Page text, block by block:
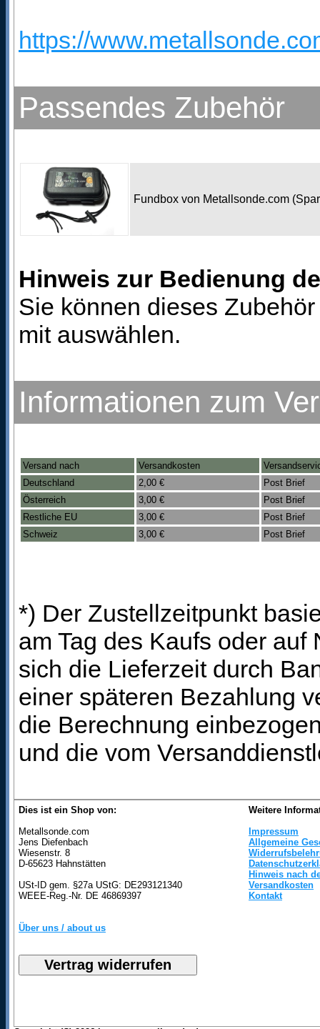
https://
Passendes Zubehör
Fundbox von Metallsonde.com
Hinweis zur Bedienung
Sie können dieses
mit auswählen.
Informationen zum
Versand nach Versandkosten
Deutschland
2,00 €
Post Brief
Österreich
3,00 €
Post Brief
Restliche EU
3,00 €
Post Brief
Schweiz
3,00 € Post Brief
*) Der Zustellzeitpunkt
am Tag des Kaufs oder
sich die Lieferzeit durch
einer späteren Bezahlung
die Berechnung
und die vom
Dies ist ein Shop von:
Metallsonde.com
Jens Diefenbach
Wiesenstr. 8
D-65623 Hahnstätten
USt-ID gem. §27a UStG: DE293121340
WEEE-Reg.-Nr. DE 46869397
Über uns / about us
Weitere
Impressum
Allgemeine
Hinweis nach
Versandkosten
Kontakt